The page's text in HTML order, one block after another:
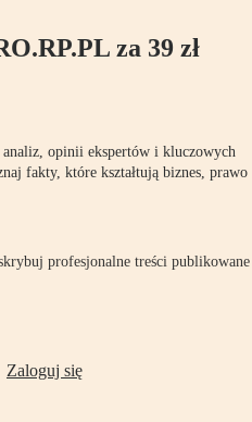
za 39 zł
opinii ekspertów i kluczowych
fakty, które kształtują biznes, prawo
profesjonalne treści publikowane
Zaloguj się